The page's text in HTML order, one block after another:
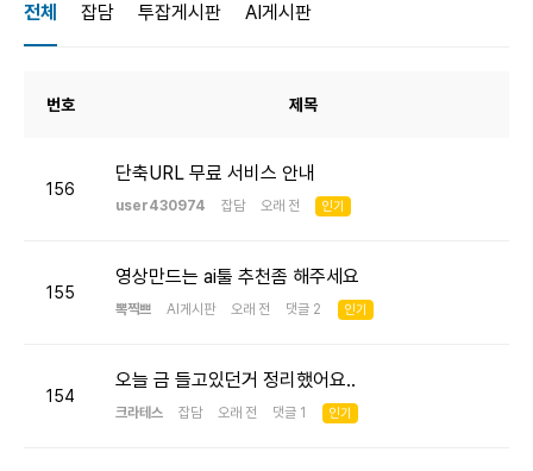
전체 잡담 투잡게시판 AI게시판
번호 제목
156
단축URL 무료 서비스 안내
user430974 잡담 오래 전 인기
155
영상만드는 ai툴 추천좀 해주세요
뽁찍쁘 AI게시판 오래 전 댓글 2 인기
154
오늘 금 들고있던거 정리했어요..
크라테스 잡담 오래 전 댓글 1 인기